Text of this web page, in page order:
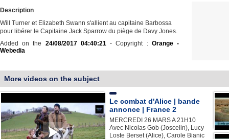
Description
Will Turner et Elizabeth Swann s'allient au capitaine Barbossa
pour libérer le Capitaine Jack Sparrow du piège de Davy Jones.
Added on the 24/08/2017 04:40:21- Copyright : Orange -
Webedia
More videos on the subject
Le combat d'Alice | bande
annonce | France 2
MERCREDI 26 MARS A 21H10
Avec Nicolas Gob (Joscelin), Lucy
Loste Berset (Alice), Carole Bianic